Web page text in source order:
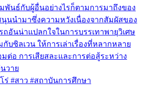
พันธ์กับผู้อื่นอย่างไรก็ตามการมาถึงของ
นนำมาซึ่งความหวังเนื่องจากสัมผัสของ
อันน่าแปลกใจในการบรรเทาพายุวิเศษ
บซิลเวน ให้การเล่าเรื่องที่หลากหลาย
ต่อ การเสียสละและการต่อสู้ระหว่าง
วาย
ร่ #สาว #สถาบันการศึกษา